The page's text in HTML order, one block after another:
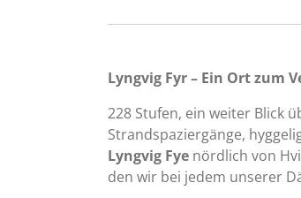
Lyngvig Fyr – Ein Ort zum
228 Stufen, ein weiter Blick
Strandspaziergänge,
Lyngvig Fye nördlich von
den wir bei jedem unserer